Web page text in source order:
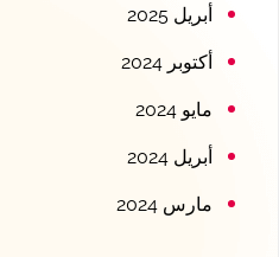
أبريل 2025
أكتوبر 2024
مايو 2024
أبريل 2024
مارس 2024